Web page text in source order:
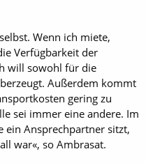
Wenn ich miete,
Verfügbarkeit der
will sowohl für die
Außerdem kommt
gering zu
sei immer eine andere. Im
ein Ansprechpartner sitzt,
war«, so Ambrasat.